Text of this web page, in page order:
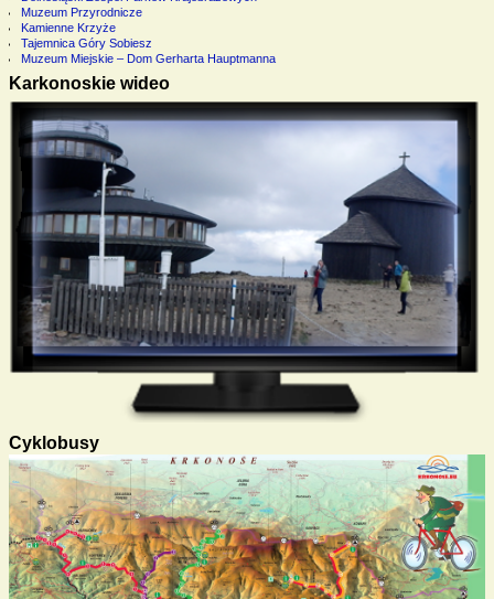
Muzeum Przyrodnicze
Kamienne Krzyże
Tajemnica Góry Sobiesz
Muzeum Miejskie – Dom Gerharta Hauptmanna
Karkonoskie wideo
Cyklobusy